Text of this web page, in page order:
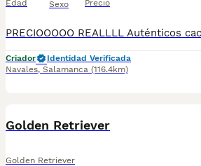
Edad Sexo Precio
Criador
Identidad Verificada
Navales, Salamanca (116.4km)
Golden Retriever
Golden Retriever